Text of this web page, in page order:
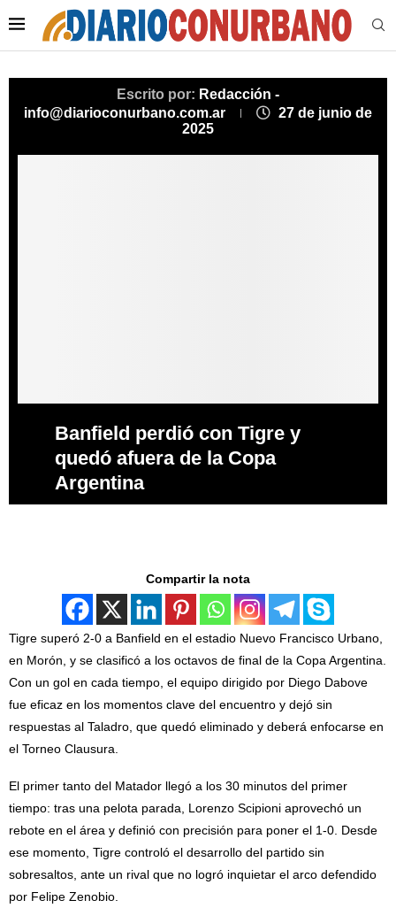
Escrito por: Redacción -
info@diarioconurbano.com.ar
27 de junio de
2025
Banfield perdió con Tigre y
quedó afuera de la Copa
Argentina
Compartir la nota
Tigre superó 2-0 a Banfield en el estadio Nuevo Francisco Urbano,
en Morón, y se clasificó a los octavos de final de la Copa Argentina.
Con un gol en cada tiempo, el equipo dirigido por Diego Dabove
fue eficaz en los momentos clave del encuentro y dejó sin
respuestas al Taladro, que quedó eliminado y deberá enfocarse en
el Torneo Clausura.
El primer tanto del Matador llegó a los 30 minutos del primer
tiempo: tras una pelota parada, Lorenzo Scipioni aprovechó un
rebote en el área y definió con precisión para poner el 1-0. Desde
ese momento, Tigre controló el desarrollo del partido sin
sobresaltos, ante un rival que no logró inquietar el arco defendido
por Felipe Zenobio.